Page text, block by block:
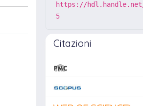
https://hdl.handle.net/
5
Citazioni